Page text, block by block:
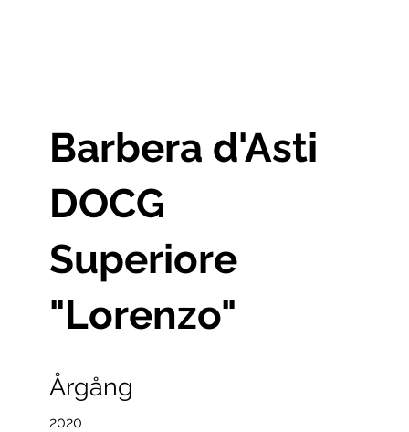
Barbera d'Asti
DOCG
Superiore
"Lorenzo"
Årgång
2020